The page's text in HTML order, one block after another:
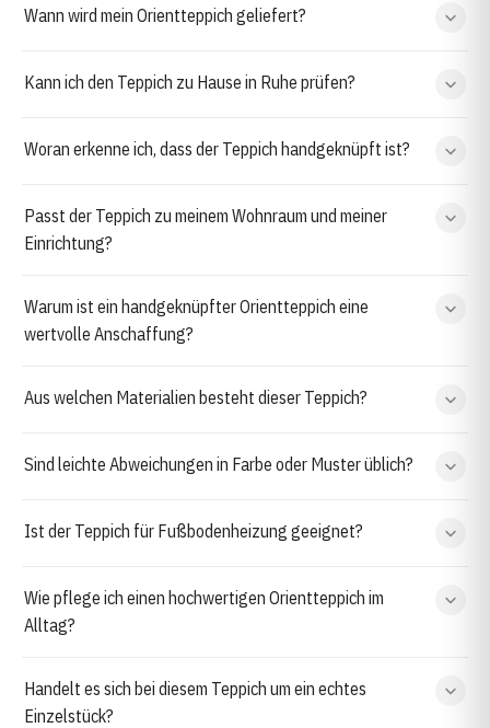
Wann wird mein Orientteppich geliefert?
Kann ich den Teppich zu Hause in Ruhe prüfen?
Woran erkenne ich, dass der Teppich handgeknüpft ist?
Passt der Teppich zu meinem Wohnraum und meiner
Einrichtung?
Warum ist ein handgeknüpfter Orientteppich eine
wertvolle Anschaffung?
Aus welchen Materialien besteht dieser Teppich?
Sind leichte Abweichungen in Farbe oder Muster üblich?
Ist der Teppich für Fußbodenheizung geeignet?
Wie pflege ich einen hochwertigen Orientteppich im
Alltag?
Handelt es sich bei diesem Teppich um ein echtes
Einzelstück?